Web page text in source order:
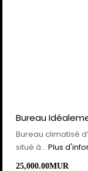
Bureau
Bureau climatisé
situé à… Plus
25,000.00MUR